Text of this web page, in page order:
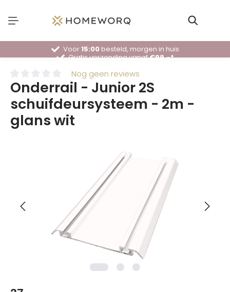
Voor15:00besteld, morgen in huis
Gratis verzending vanaf€99,-*
Nog geen reviews
Onderrail - Junior 2S
schuifdeursysteem - 2m -
glans wit